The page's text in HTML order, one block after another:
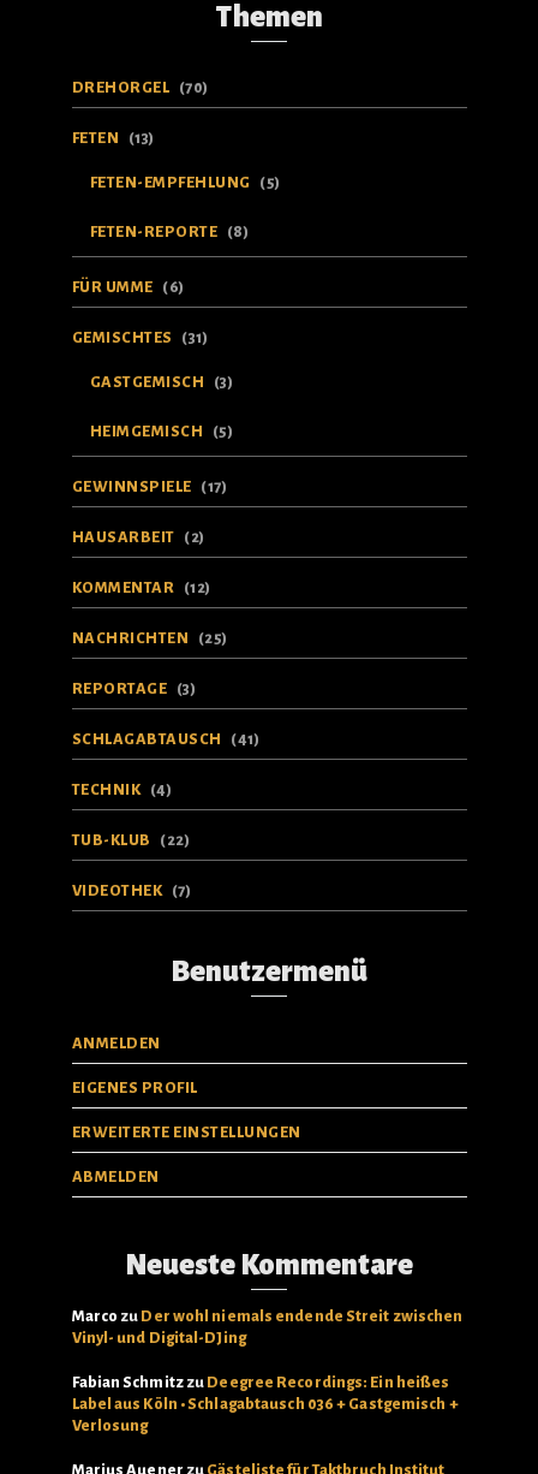
Themen
DREHORGEL (70)
FETEN (13)
FETEN-EMPFEHLUNG (5)
FETEN-REPORTE (8)
FÜR UMME (6)
GEMISCHTES (31)
GASTGEMISCH (3)
HEIMGEMISCH (5)
GEWINNSPIELE (17)
HAUSARBEIT (2)
KOMMENTAR (12)
NACHRICHTEN (25)
REPORTAGE (3)
SCHLAGABTAUSCH (41)
TECHNIK (4)
TUB-KLUB (22)
VIDEOTHEK (7)
Benutzermenü
ANMELDEN
EIGENES PROFIL
ERWEITERTE EINSTELLUNGEN
ABMELDEN
Neueste Kommentare
Marco zu Der wohl niemals endende Streit zwischen
Vinyl- und Digital-DJing
Fabian Schmitzzu Deegree Recordings: Ein heißes
Label aus Köln • Schlagabtausch 036 + Gastgemisch +
Verlosung
Marius Auener zu Gästeliste für Taktbruch Institut